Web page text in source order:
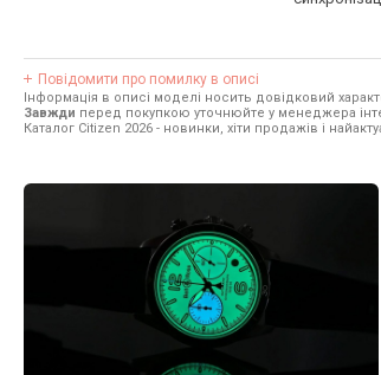
Повідомити про помилку в описі
Інформація в описі моделі носить довідковий
Завжди перед покупкою уточнюйте у менеджера
Каталог Citizen 2026 - новинки, хіти продажів і